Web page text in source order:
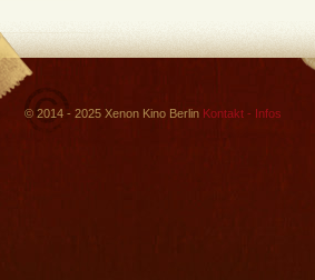
© 2014 - 2025 Xenon Kino Berlin Kontakt - Infos